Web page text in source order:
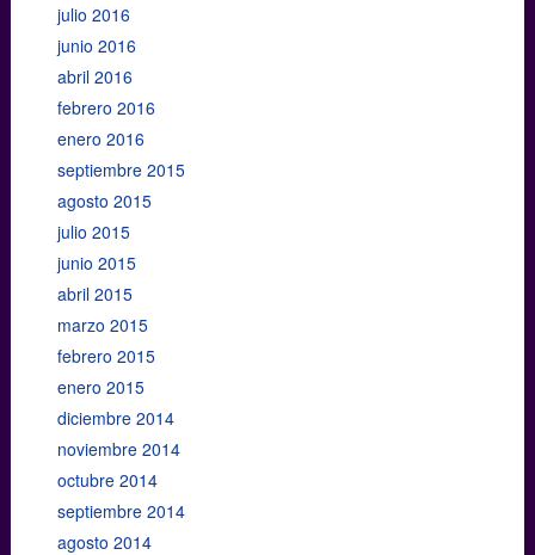
julio 2016
junio 2016
abril 2016
febrero 2016
enero 2016
septiembre 2015
agosto 2015
julio 2015
junio 2015
abril 2015
marzo 2015
febrero 2015
enero 2015
diciembre 2014
noviembre 2014
octubre 2014
septiembre 2014
agosto 2014